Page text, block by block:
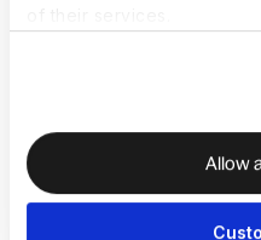
Allow
creativa, desde la lluvia
Conocimiento práctico
Un portafolio de trabajo
habilidades, desde
de email marketing y